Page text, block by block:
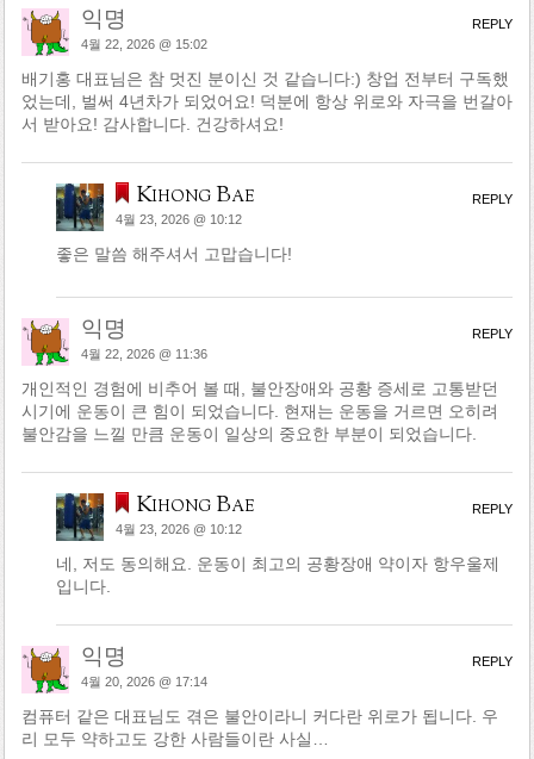
익명
4월 22, 2026 @ 15:02
배기홍 대표님은 참 멋진 분이신 것 같습니다:) 창업 전부터 구독했
었는데, 벌써 4년차가 되었어요! 덕분에 항상 위로와 자극을 번갈아
서 받아요! 감사합니다. 건강하셔요!
REPLY
Kihong Bae
4월 23, 2026 @ 10:12
좋은 말씀 해주셔서 고맙습니다!
REPLY
익명
4월 22, 2026 @ 11:36
개인적인 경험에 비추어 볼 때, 불안장애와 공황 증세로 고통받던
시기에 운동이 큰 힘이 되었습니다. 현재는 운동을 거르면 오히려
불안감을 느낄 만큼 운동이 일상의 중요한 부분이 되었습니다.
REPLY
Kihong Bae
4월 23, 2026 @ 10:12
네, 저도 동의해요. 운동이 최고의 공황장애 약이자 항우울제
입니다.
REPLY
익명
4월 20, 2026 @ 17:14
컴퓨터 같은 대표님도 겪은 불안이라니 커다란 위로가 됩니다. 우
리 모두 약하고도 강한 사람들이란 사실…
REPLY